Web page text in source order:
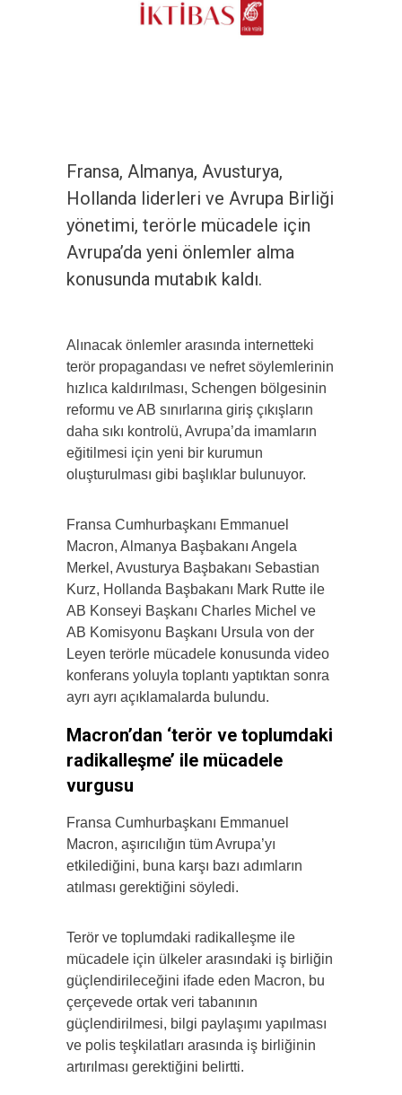
Fransa, Almanya, Avusturya,
Hollanda liderleri ve Avrupa Birliği
yönetimi, terörle mücadele için
Avrupa’da yeni önlemler alma
konusunda mutabık kaldı.
Alınacak önlemler arasında internetteki
terör propagandası ve nefret söylemlerinin
hızlıca kaldırılması, Schengen bölgesinin
reformu ve AB sınırlarına giriş çıkışların
daha sıkı kontrolü, Avrupa’da imamların
eğitilmesi için yeni bir kurumun
oluşturulması gibi başlıklar bulunuyor.
Fransa Cumhurbaşkanı Emmanuel
Macron, Almanya Başbakanı Angela
Merkel, Avusturya Başbakanı Sebastian
Kurz, Hollanda Başbakanı Mark Rutte ile
AB Konseyi Başkanı Charles Michel ve
AB Komisyonu Başkanı Ursula von der
Leyen terörle mücadele konusunda video
konferans yoluyla toplantı yaptıktan sonra
ayrı ayrı açıklamalarda bulundu.
Macron’dan ‘terör ve toplumdaki
radikalleşme’ ile mücadele
vurgusu
Fransa Cumhurbaşkanı Emmanuel
Macron, aşırıcılığın tüm Avrupa’yı
etkilediğini, buna karşı bazı adımların
atılması gerektiğini söyledi.
Terör ve toplumdaki radikalleşme ile
mücadele için ülkeler arasındaki iş birliğin
güçlendirileceğini ifade eden Macron, bu
çerçevede ortak veri tabanının
güçlendirilmesi, bilgi paylaşımı yapılması
ve polis teşkilatları arasında iş birliğinin
artırılması gerektiğini belirtti.